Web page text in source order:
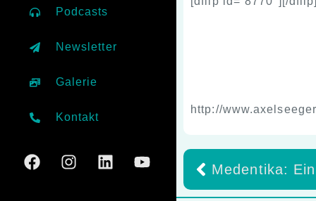
Podcasts
Newsletter
Galerie
Kontakt
http://